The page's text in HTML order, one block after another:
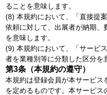
ることを意味します。
(8) 本規約において、「直接提
依頼に対して、出展者が納期、
を意味します。
(9) 本規約において、「サービ
者を業種別等に分類した区分を
第3条（本規約の遵守）
本規約は登録会員が本サービ
を定めるものです。本サービ